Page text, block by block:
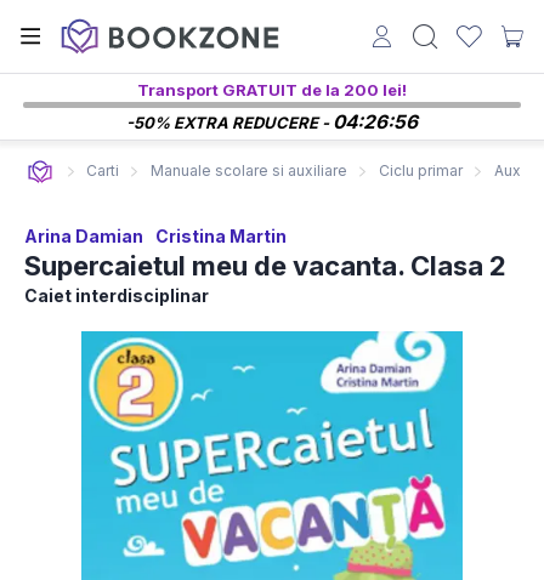
Transport GRATUIT de la 200 lei!
-50% EXTRA REDUCERE -04:26:55
Carti Manuale scolare si auxiliare Ciclu primar
Arina Damian Cristina Martin
Supercaietul meu de vacanta. Clasa 2
Caiet interdisciplinar